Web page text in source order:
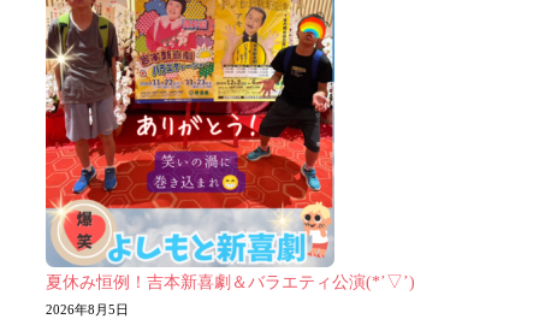
夏休み恒例！吉本新喜劇＆バラエティ公演(*’▽’)
2026年8月5日